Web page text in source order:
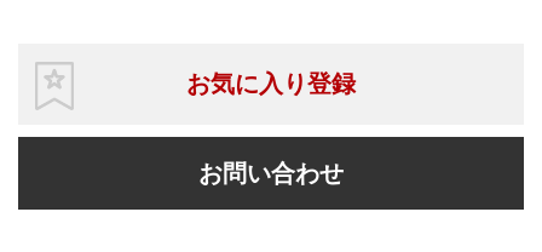
お気に入り登録
お問い合わせ